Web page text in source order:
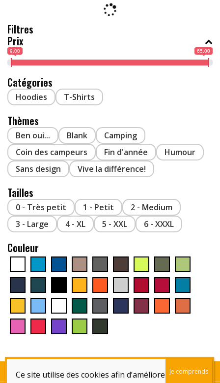
options
peuvent
la
du
produit
sur
la
Filtres
Prix
9.00 65.00
Catégories
Hoodies T-Shirts
Thèmes
Ben oui... Blank
Camping
Coin des campeurs
Fin d'année
Humour
Sans design
Vive la différence!
Tailles
0 - Très petit 1 - Petit
2 - Medium
3 - Large
4 - XL 5 - XXL 6 - XXXL
Couleur
Qui sommes-nous! Remboursements et Retours Livraison
Contactez-Nous!
Ce site utilise des cookies afin d’améliorer